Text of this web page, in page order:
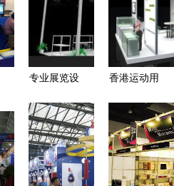
解析
房定制销售
全解析
专业展览设
——双威国
际展览服务
香港运动用
展览专业搭
建，助您打
造卓越品牌